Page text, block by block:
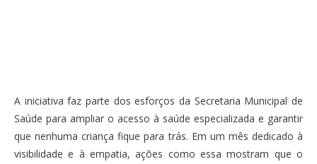
A iniciativa faz parte dos esforços da Secretaria Municipal de
Saúde para ampliar o acesso à saúde especializada e garantir
que nenhuma criança fique para trás. Em um mês dedicado à
visibilidade e à empatia, ações como essa mostram que o